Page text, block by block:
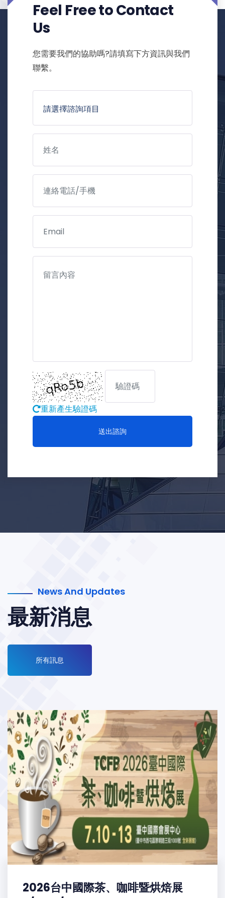
Feel Free to Contact
Us
您需要我們的協助嗎?請填寫下方資訊與我們
聯繫。
重新產生驗證碼
送出諮詢
News And Updates
最新消息
所有訊息
2026台中國際茶、咖啡暨烘焙展